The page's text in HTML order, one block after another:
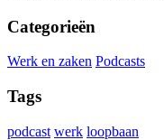
Categorieën
Werk en zaken Podcasts
Tags
podcast werk loopbaan